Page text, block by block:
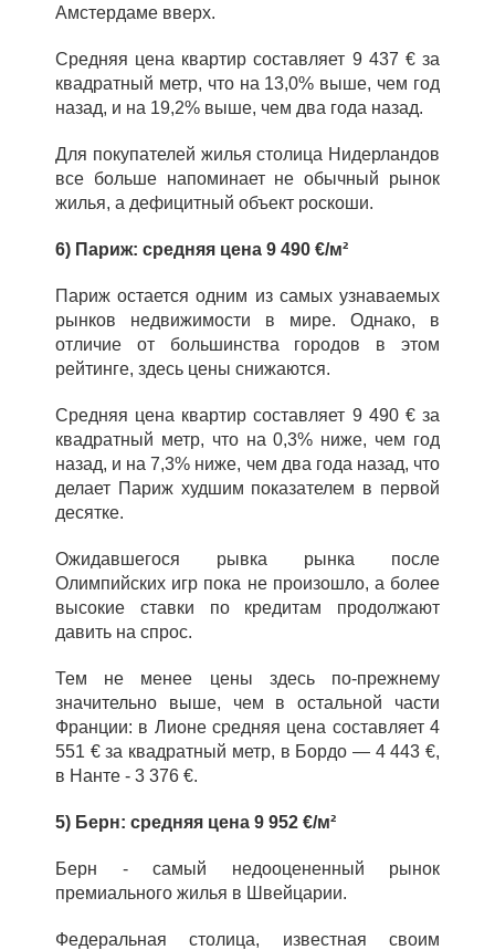
Амстердаме вверх.
Средняя цена квартир составляет 9 437 € за
квадратный метр, что на 13,0% выше, чем год
назад, и на 19,2% выше, чем два года назад.
Для покупателей жилья столица Нидерландов
все больше напоминает не обычный рынок
жилья, а дефицитный объект роскоши.
6) Париж: средняя цена 9 490 €/м²
Париж остается одним из самых узнаваемых
рынков недвижимости в мире. Однако, в
отличие от большинства городов в этом
рейтинге, здесь цены снижаются.
Средняя цена квартир составляет 9 490 € за
квадратный метр, что на 0,3% ниже, чем год
назад, и на 7,3% ниже, чем два года назад, что
делает Париж худшим показателем в первой
десятке.
Ожидавшегося рывка рынка после
Олимпийских игр пока не произошло, а более
высокие ставки по кредитам продолжают
давить на спрос.
Тем не менее цены здесь по‑прежнему
значительно выше, чем в остальной части
Франции: в Лионе средняя цена составляет 4
551 € за квадратный метр, в Бордо — 4 443 €,
в Нанте - 3 376 €.
5) Берн: средняя цена 9 952 €/м²
Берн - самый недооцененный рынок
премиального жилья в Швейцарии.
Федеральная столица, известная своим